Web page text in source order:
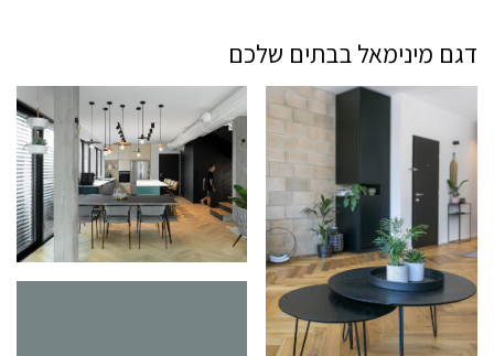
דגם מינימאל בבתים שלכם